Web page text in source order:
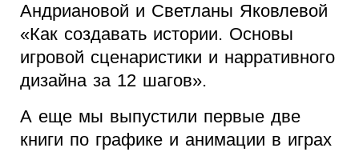
Андриановой и Светланы Яковлевой
«Как создавать истории. Основы
игровой сценаристики и нарративного
дизайна за 12 шагов».
А еще мы выпустили первые две
книги по графике и анимации в играх